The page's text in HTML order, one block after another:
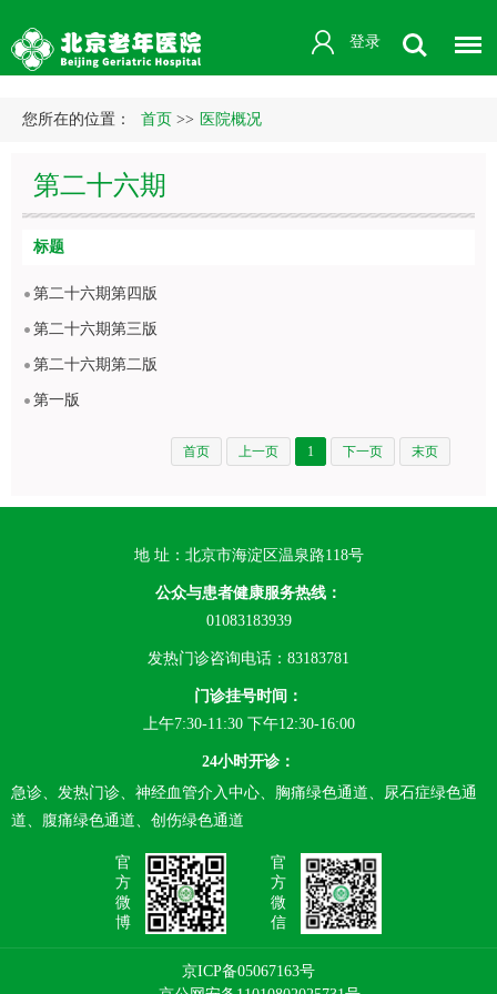
登录
您所在的位置： 首页 >> 医院概况
第二十六期
标题
第二十六期第四版
第二十六期第三版
第二十六期第二版
第一版
首页 上一页 1 下一页 末页
地 址：北京市海淀区温泉路118号
公众与患者健康服务热线：
01083183939
发热门诊咨询电话：83183781
门诊挂号时间：
上午7:30-11:30 下午12:30-16:00
24小时开诊：
急诊、发热门诊、神经血管介入中心、胸痛绿色通道、尿石症绿色通
道、腹痛绿色通道、创伤绿色通道
官
方
微
博
官
方
微
信
京ICP备05067163号